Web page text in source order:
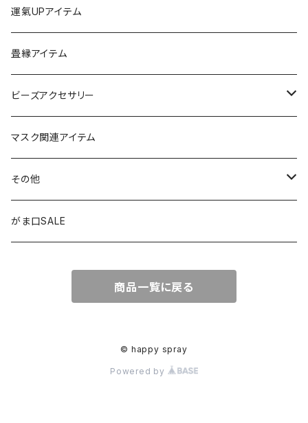
チャーム
バッグチャーム
カーアクセサリー
ミニサンキャッチャー
窓用サンキャッチャー
ブックマーカー
ちびがま
カードケース
コインケース
長財布
ペンケース
通帳ケース
運氣UPアイテム
畳縁アイテム
ビーズアクセサリー
チャーム
ストラップ
ペンダント
メガネストラップ
マスク関連アイテム
その他
アジャスター
がま口SALE
商品一覧に戻る
© happy spray
Powered by